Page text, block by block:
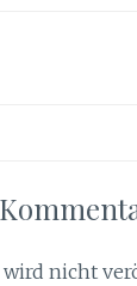
wird nicht